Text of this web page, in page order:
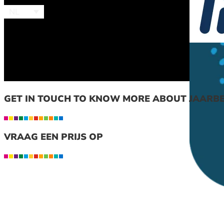
GET IN TOUCH TO KNOW MORE ABOUT
VRAAG EEN PRIJS OP